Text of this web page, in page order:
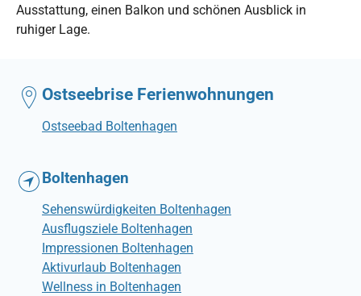
Ausstattung, einen Balkon und schönen Ausblick in
ruhiger Lage.
Ostseebrise Ferienwohnungen
Ostseebad Boltenhagen
Boltenhagen
Sehenswürdigkeiten Boltenhagen
Ausflugsziele Boltenhagen
Impressionen Boltenhagen
Aktivurlaub Boltenhagen
Wellness in Boltenhagen